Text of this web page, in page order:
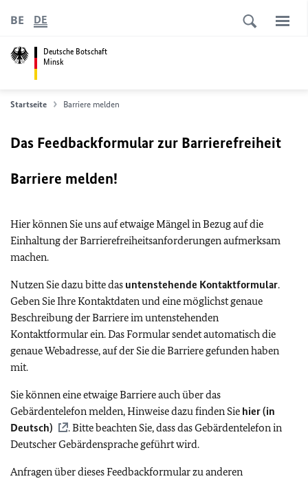
Deutsche Botschaft
Minsk
BE DE
Startseite Barriere melden
Das Feedbackformular zur Barrierefreiheit
Barriere melden!
Hier können Sie uns auf etwaige Mängel in Bezug auf die
Einhaltung der Barrierefreiheitsanforderungen aufmerksam
machen.
Nutzen Sie dazu bitte das untenstehende Kontaktformular.
Geben Sie Ihre Kontaktdaten und eine möglichst genaue
Beschreibung der Barriere im untenstehenden
Kontaktformular ein. Das Formular sendet automatisch die
genaue Webadresse, auf der Sie die Barriere gefunden haben
mit.
Sie können eine etwaige Barriere auch über das
Gebärdentelefon melden, Hinweise dazu finden Sie hier (in
Deutsch)
. Bitte beachten Sie, dass das Gebärdentelefon in
Deutscher Gebärdensprache geführt wird.
Anfragen über dieses Feedbackformular zu anderen